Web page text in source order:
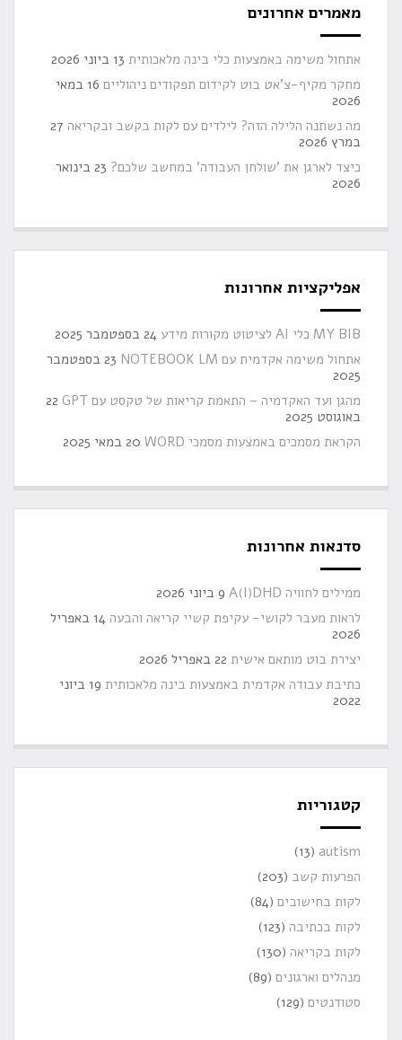
מאמרים אחרונים
אתחול משימה באמצעות כלי בינה מלאכותית 13 ביוני 2026
מחקר מקיף-צ'אט בוט לקידום תפקודים ניהוליים
16 במאי
2026
מה נשתנה הלילה הזה? לילדים עם לקות בקשב ובקריאה 27
במרץ 2026
כיצד לארגן את 'שולחן העבודה' במחשב שלכם?
23 בינואר
2026
אפליקציות אחרונות
MY BIB כלי AI לציטוט מקורות מידע
24 בספטמבר 2025
אתחול משימה אקדמית עם NOTEBOOK LM
23 בספטמבר
2025
מהגן ועד האקדמיה – התאמת קריאות של טקסט עם GPT
22
באוגוסט 2025
הקראת מסמכים באמצעות מסמכי WORD
20 במאי 2025
סדנאות אחרונות
ממילים לחוויה A(I)DHD
9 ביוני 2026
לראות מעבר לקושי- עקיפת קשיי קריאה והבעה
14 באפריל
2026
יצירת בוט מותאם אישית 22 באפריל 2026
כתיבת עבודה אקדמית באמצעות בינה מלאכותית
19 ביוני
2022
קטגוריות
autism
(13)
הפרעות קשב (203)
לקות בחישובים (84)
לקות בכתיבה (123)
לקות בקריאה (130)
מנהלים וארגונים (89)
סטודנטים (129)